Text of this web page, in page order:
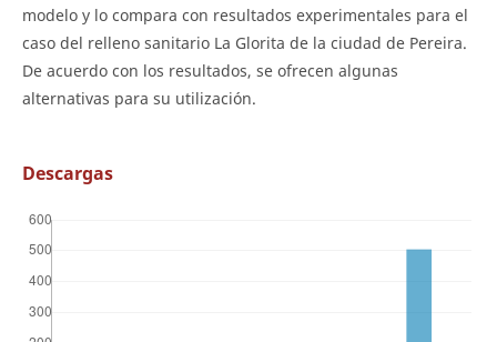
modelo y lo compara con resultados experimentales para el
caso del relleno sanitario La Glorita de la ciudad de Pereira.
De acuerdo con los resultados, se ofrecen algunas
alternativas para su utilización.
Descargas